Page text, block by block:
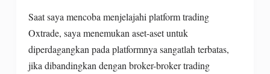
Saat saya mencoba menjelajahi platform trading
Oxtrade, saya menemukan aset-aset untuk
diperdagangkan pada platformnya sangatlah terbatas,
jika dibandingkan dengan broker-broker trading